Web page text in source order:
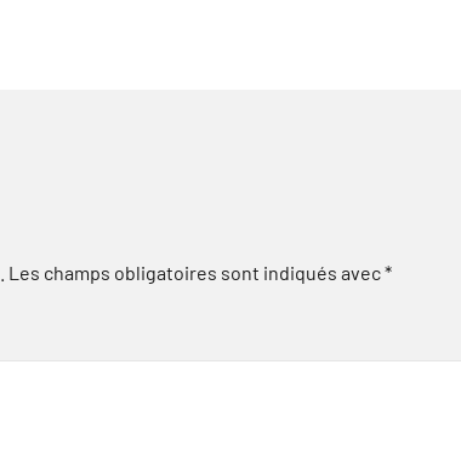
Les champs obligatoires sont indiqués avec*